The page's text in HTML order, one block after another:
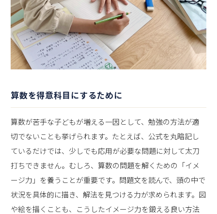
算数を得意科目にするために
算数が苦手な子どもが増える一因として、勉強の方法が適
切でないことも挙げられます。たとえば、公式を丸暗記し
ているだけでは、少しでも応用が必要な問題に対して太刀
打ちできません。むしろ、算数の問題を解くための「イメ
ージ力」を養うことが重要です。問題文を読んで、頭の中で
状況を具体的に描き、解法を見つける力が求められます。図
や絵を描くことも、こうしたイメージ力を鍛える良い方法